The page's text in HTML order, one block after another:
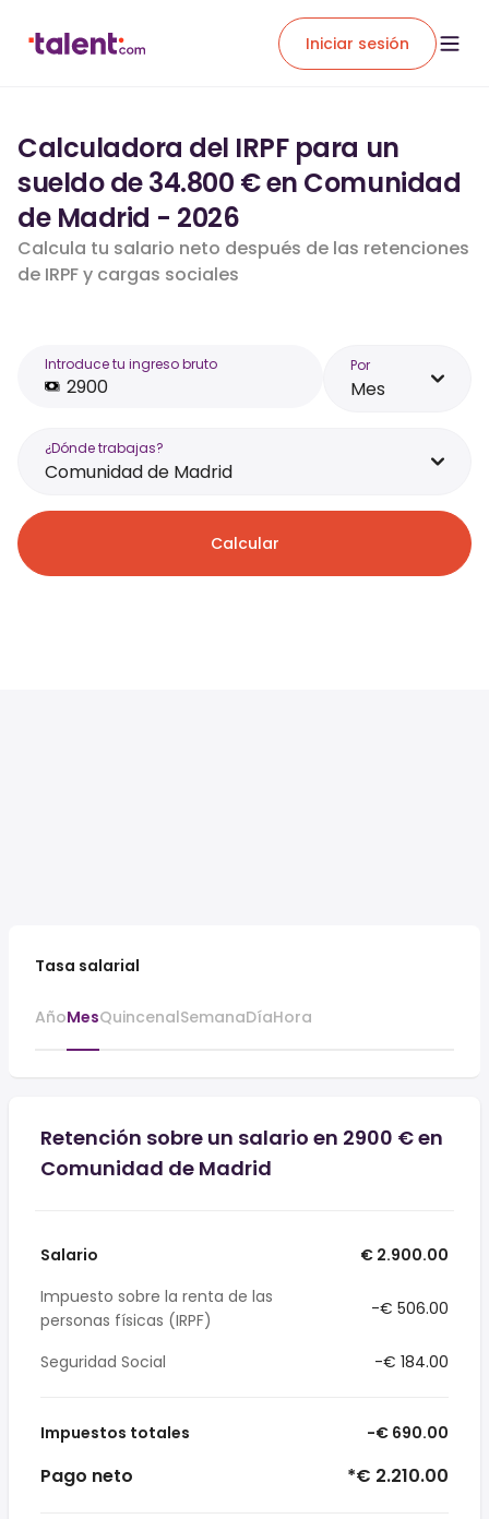
Iniciar sesión
Calculadora del IRPF para un
sueldo de 34.800 € en Comunidad
de Madrid - 2026
Calcula tu salario neto después de las retenciones
de IRPF y cargas sociales
Introduce tu ingreso bruto Por
Mes
¿Dónde trabajas?
Comunidad de Madrid
Calcular
Tasa salarial
AñoMesQuincenalSemanaDíaHora
Retención sobre un salario en 2900 € en
Comunidad de Madrid
Salario
€ 2.900.00
Impuesto sobre la renta de las
personas físicas (IRPF)
-€ 506.00
Seguridad Social -€ 184.00
Impuestos totales -€ 690.00
Pago neto *€ 2.210.00